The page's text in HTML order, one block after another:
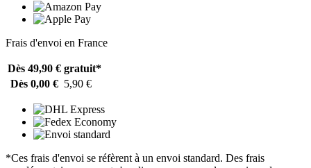
Frais d'envoi en France
Dès 49,90 € gratuit*
Dès 0,00 € 5,90 €
*Ces frais d'envoi se réfèrent à un envoi standard. Des frais